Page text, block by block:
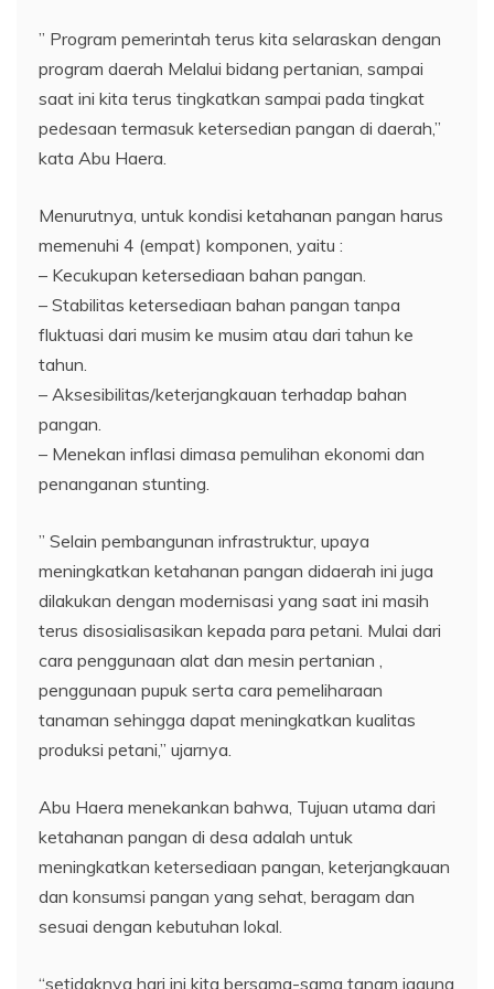
” Program pemerintah terus kita selaraskan dengan
program daerah Melalui bidang pertanian, sampai
saat ini kita terus tingkatkan sampai pada tingkat
pedesaan termasuk ketersedian pangan di daerah,”
kata Abu Haera.
Menurutnya, untuk kondisi ketahanan pangan harus
memenuhi 4 (empat) komponen, yaitu :
– Kecukupan ketersediaan bahan pangan.
– Stabilitas ketersediaan bahan pangan tanpa
fluktuasi dari musim ke musim atau dari tahun ke
tahun.
– Aksesibilitas/keterjangkauan terhadap bahan
pangan.
– Menekan inflasi dimasa pemulihan ekonomi dan
penanganan stunting.
” Selain pembangunan infrastruktur, upaya
meningkatkan ketahanan pangan didaerah ini juga
dilakukan dengan modernisasi yang saat ini masih
terus disosialisasikan kepada para petani. Mulai dari
cara penggunaan alat dan mesin pertanian ,
penggunaan pupuk serta cara pemeliharaan
tanaman sehingga dapat meningkatkan kualitas
produksi petani,” ujarnya.
Abu Haera menekankan bahwa, Tujuan utama dari
ketahanan pangan di desa adalah untuk
meningkatkan ketersediaan pangan, keterjangkauan
dan konsumsi pangan yang sehat, beragam dan
sesuai dengan kebutuhan lokal.
“setidaknya hari ini kita bersama-sama tanam jagung